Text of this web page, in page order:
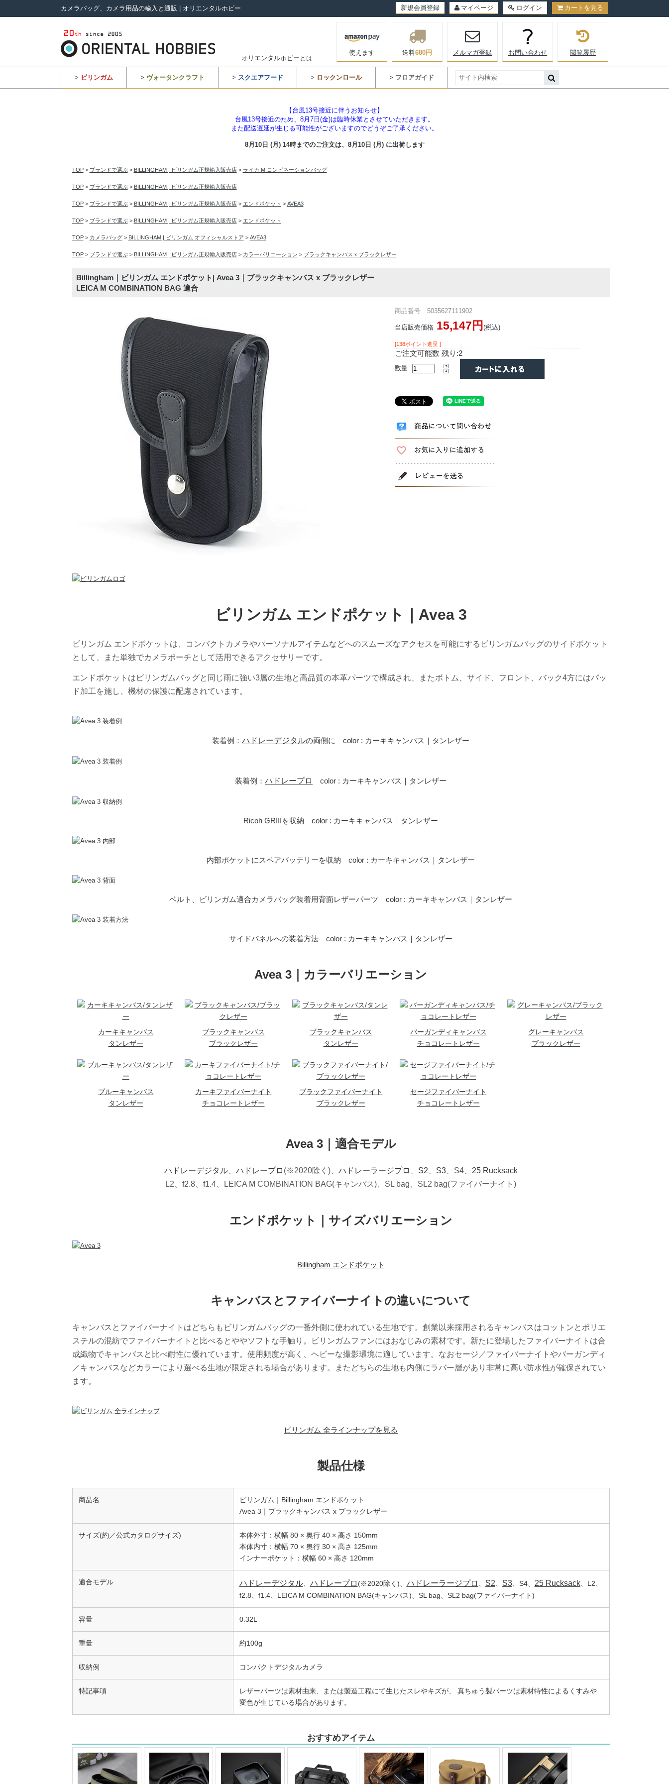
カメラバッグ、カメラ用品の輸入と通販 | オリエンタルホビー 新規会員登録 マイページ ログイン カートを見る
オリエンタルホビーとは
使えます 送料680円 メルマガ登録 お問い合わせ 閲覧履歴
> ビリンガム > ヴォータンクラフト > スクエアフード > ロックンロール > フロアガイド
【台風13号接近に伴うお知らせ】
台風13号接近のため、8月7日(金)は臨時休業とさせていただきます。
また配送遅延が生じる可能性がございますのでどうぞご了承ください。
8月10日 (月) 14時までのご注文は、 8月10日 (月) に出荷します
TOP> ブランドで選ぶ> BILLINGHAM | ビリンガム正規輸入販売店> ライカ M コンビネーションバッグ
TOP> ブランドで選ぶ> BILLINGHAM | ビリンガム正規輸入販売店
TOP> ブランドで選ぶ> BILLINGHAM | ビリンガム正規輸入販売店> エンドポケット > AVEA3
TOP> ブランドで選ぶ> BILLINGHAM | ビリンガム正規輸入販売店> エンドポケット
TOP> カメラバッグ> BILLINGHAM | ビリンガム オフィシャルストア > AVEA3
TOP> ブランドで選ぶ> BILLINGHAM | ビリンガム正規輸入販売店> カラーバリエーション > ブラックキャンバスｘブラックレザー
Billingham｜ビリンガム エンドポケット| Avea 3｜ブラックキャンバス x ブラックレザー
LEICA M COMBINATION BAG 適合
商品番号 5035627111902
当店販売価格 15,147円 (税込)
[138ポイント進呈 ]
ご注文可能数 残り:2
数量
ビリンガム エンドポケット｜Avea 3
ビリンガム エンドポケットは、コンパクトカメラやパーソナルアイテムなどへのスムーズなアクセスを可能にするビリンガムバッグのサイドポケット
として、また単独でカメラポーチとして活用できるアクセサリーです。
エンドポケットはビリンガムバッグと同じ雨に強い3層の生地と高品質の本革パーツで構成され、またボトム、サイド、フロント、バック4方にはパッ
ド加工を施し、機材の保護に配慮されています。
装着例： ハドレーデジタルの両側に color : カーキキャンバス｜タンレザー
装着例： ハドレープロ color : カーキキャンバス｜タンレザー
Ricoh GRIIIを収納 color : カーキキャンバス｜タンレザー
内部ポケットにスペアバッテリーを収納 color : カーキキャンバス｜タンレザー
ベルト、ビリンガム適合カメラバッグ装着用背面レザーパーツ color : カーキキャンバス｜タンレザー
サイドパネルへの装着方法 color : カーキキャンバス｜タンレザー
Avea 3｜カラーバリエーション
カーキキャンバス
タンレザー
ブラックキャンバス
ブラックレザー
ブラックキャンバス
タンレザー
バーガンディキャンバス
チョコレートレザー
グレーキャンバス
ブラックレザー
ブルーキャンバス
タンレザー
カーキファイバーナイト
チョコレートレザー
ブラックファイバーナイト
ブラックレザー
セージファイバーナイト
チョコレートレザー
Avea 3｜適合モデル
ハドレーデジタル、 ハドレープロ (※2020除く)、 ハドレーラージプロ S2 S3、S4、 25 Rucksack
L2、f2.8、f1.4、LEICA M COMBINATION BAG(キャンバス)、SL bag、SL2 bag(ファイバーナイト)
エンドポケット｜サイズバリエーション
Billingham エンドポケット
キャンバスとファイバーナイトの違いについて
キャンバスとファイバーナイトはどちらもビリンガムバッグの一番外側に使われている生地です。創業以来採用されるキャンバスはコットンとポリエ
ステルの混紡でファイバーナイトと比べるとややソフトな手触り。ビリンガムファンにはおなじみの素材です。新たに登場したファイバーナイトは合
成織物でキャンバスと比べ耐性に優れています。使用頻度が高く、ヘビーな撮影環境に適しています。なおセージ／ファイバーナイトやバーガンディ
／キャンバスなどカラーにより選べる生地が限定される場合があります。またどちらの生地も内側にラバー層があり非常に高い防水性が確保されてい
ます。
ビリンガム 全ラインナップを見る
製品仕様
商品名
ビリンガム｜Billingham エンドポケット
Avea 3｜ブラックキャンバス x ブラックレザー
サイズ(約／公式カタログサイズ)
本体外寸：横幅 80 × 奥行 40 × 高さ 150mm
本体内寸：横幅 70 × 奥行 30 × 高さ 125mm
インナーポケット：横幅 60 × 高さ 120mm
適合モデル ハドレーデジタル、 ハドレープロ (※2020除く)、 ハドレーラージプロ S2 S3、S4、 25 Rucksack、L2、
f2.8、f1.4、LEICA M COMBINATION BAG(キャンバス)、SL bag、SL2 bag(ファイバーナイト)
容量 0.32L
重量 約100g
収納例 コンパクトデジタルカメラ
特記事項
レザーパーツは素材由来、または製造工程にて生じたスレやキズが、 真ちゅう製パーツは素材特性によるくすみや
変色が生じている場合があります。
おすすめアイテム